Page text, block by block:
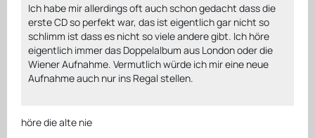
Ich habe mir allerdings oft auch schon gedacht dass die
erste CD so perfekt war, das ist eigentlich gar nicht so
schlimm ist dass es nicht so viele andere gibt. Ich höre
eigentlich immer das Doppelalbum aus London oder die
Wiener Aufnahme. Vermutlich würde ich mir eine neue
Aufnahme auch nur ins Regal stellen.
höre die alte nie